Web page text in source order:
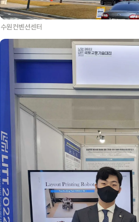
수원컨벤션센터